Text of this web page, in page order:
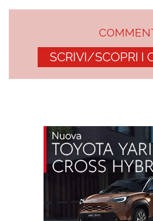
SCRIVI/SCOPRI I